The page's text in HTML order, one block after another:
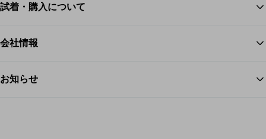
試着・購入について
会社情報
お知らせ